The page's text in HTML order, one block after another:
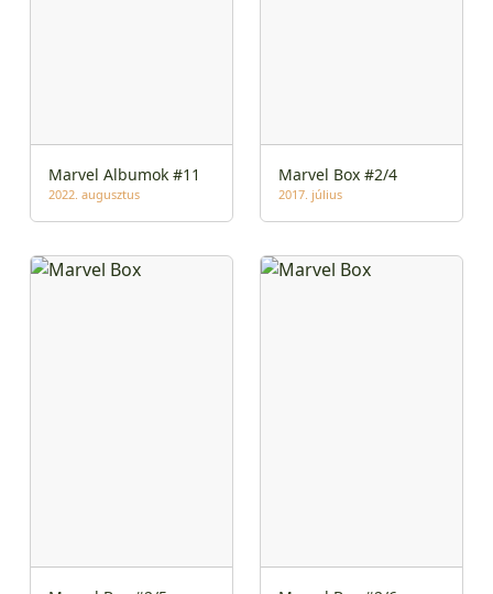
Marvel Albumok #11
2022. augusztus
Marvel Box #2/4
2017. július